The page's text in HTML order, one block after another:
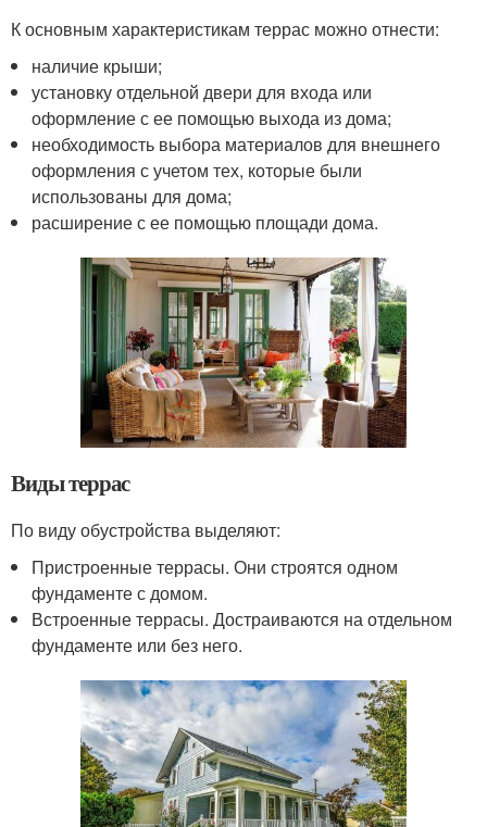
К основным характеристикам террас можно отнести:
наличие крыши;
установку отдельной двери для входа или
оформление с ее помощью выхода из дома;
необходимость выбора материалов для внешнего
оформления с учетом тех, которые были
использованы для дома;
расширение с ее помощью площади дома.
Виды террас
По виду обустройства выделяют:
Пристроенные террасы. Они строятся одном
фундаменте с домом.
Встроенные террасы. Достраиваются на отдельном
фундаменте или без него.